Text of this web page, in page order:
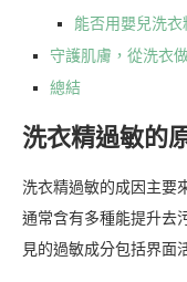
能否用嬰兒洗衣
守護肌膚，從洗衣
總結
洗衣精過敏的
洗衣精過敏的成因主要
通常含有多種能提升去
見的過敏成分包括界面